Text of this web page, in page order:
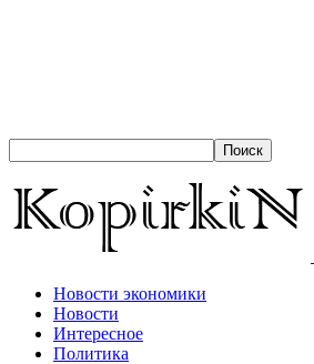
Новости экономики
Новости
Интересное
Политика